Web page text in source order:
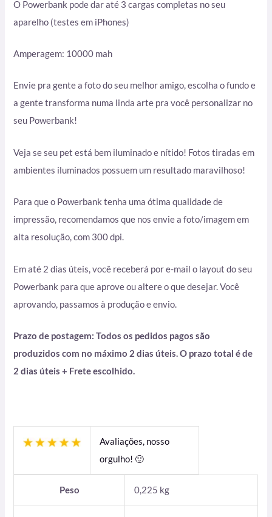
O Powerbank pode dar até 3 cargas completas no seu
aparelho (testes em iPhones)
Amperagem: 10000 mah
Envie pra gente a foto do seu melhor amigo, escolha o fundo e
a gente transforma numa linda arte pra você personalizar no
seu Powerbank!
Veja se seu pet está bem iluminado e nítido! Fotos tiradas em
ambientes iluminados possuem um resultado maravilhoso!
Para que o Powerbank tenha uma ótima qualidade de
impressão, recomendamos que nos envie a foto/imagem em
alta resolução, com 300 dpi.
Em até 2 dias úteis, você receberá por e-mail o layout do seu
Powerbank para que aprove ou altere o que desejar. Você
aprovando, passamos à produção e envio.
Prazo de postagem: Todos os pedidos pagos são
produzidos com no máximo 2 dias úteis. O prazo total é de
2 dias úteis + Frete escolhido.
Avaliações, nosso
orgulho! 🙂
Peso 0,225 kg